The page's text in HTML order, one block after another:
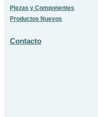
Piezas y Componentes
Productos Nuevos
Contacto